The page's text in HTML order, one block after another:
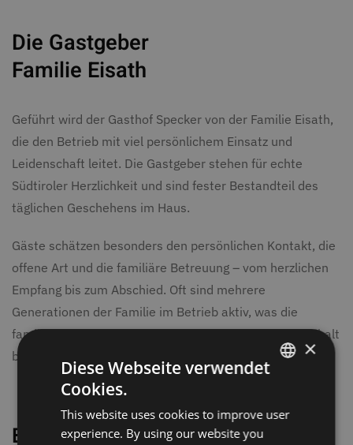
Die Gastgeber
Familie Eisath
Geführt wird der Gasthof Specker von der Familie Eisath,
die den Betrieb mit viel persönlichem Einsatz und
Leidenschaft leitet. Die Gastgeber stehen für echte
Südtiroler Herzlichkeit und sind fester Bestandteil des
täglichen Geschehens im Haus.
Gäste schätzen besonders den persönlichen Kontakt, die
offene Art und die familiäre Betreuung – vom herzlichen
Empfang bis zum Abschied. Oft sind mehrere
Generationen der Familie im Betrieb aktiv, was die
familiäre Atmosphäre zusätzlich prägt und den Aufenthalt
besonders authentisch macht.
Besonderheiten des Gasthofs
ITALIAN
×
Diese Webseite verwendet
Cookies.
This website uses cookies to improve user
experience. By using our website you